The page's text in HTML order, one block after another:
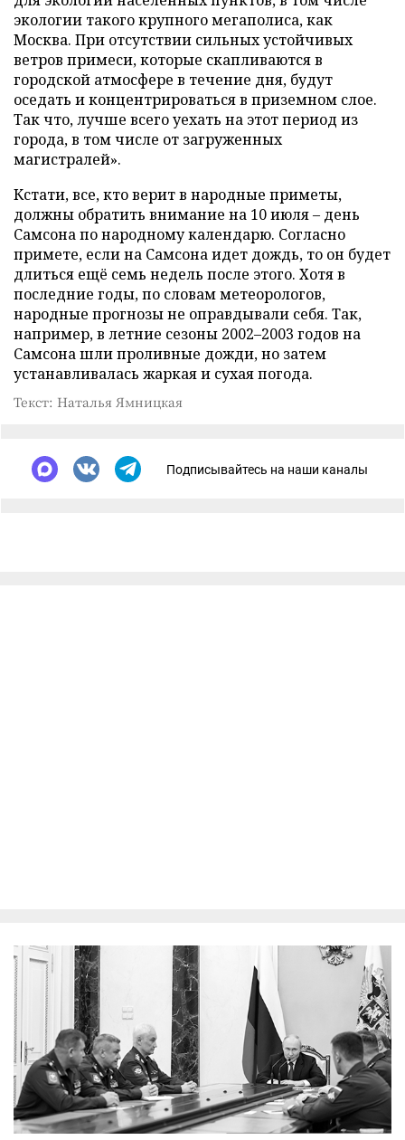
экологии такого крупного мегаполиса, как
Москва. При отсутствии сильных устойчивых
ветров примеси, которые скапливаются в
городской атмосфере в течение дня, будут
оседать и концентрироваться в приземном слое.
Так что, лучше всего уехать на этот период из
города, в том числе от загруженных
магистралей».
Кстати, все, кто верит в народные приметы,
должны обратить внимание на 10 июля – день
Самсона по народному календарю. Согласно
примете, если на Самсона идет дождь, то он будет
длиться ещё семь недель после этого. Хотя в
последние годы, по словам метеорологов,
народные прогнозы не оправдывали себя. Так,
например, в летние сезоны 2002–2003 годов на
Самсона шли проливные дожди, но затем
устанавливалась жаркая и сухая погода.
Текст: Наталья Ямницкая
Подписывайтесь на наши каналы